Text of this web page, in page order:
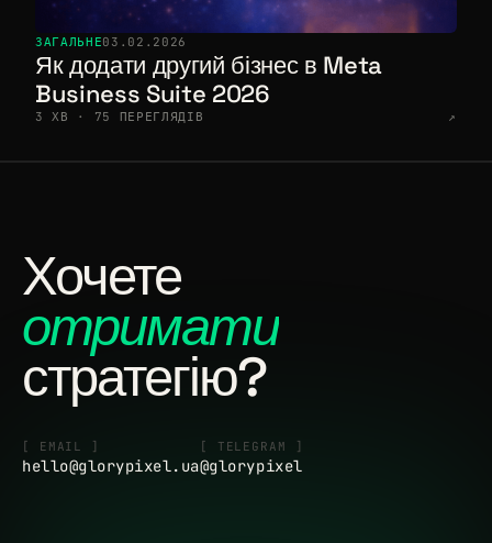
ЗАГАЛЬНЕ03.02.2026
Як додати другий бізнес в Meta
Business Suite 2026
3 ХВ · 75 ПЕРЕГЛЯДІВ ↗
Хочете
отримати
стратегію?
[ EMAIL ]
hello@glorypixel.ua
[ TELEGRAM ]
@glorypixel